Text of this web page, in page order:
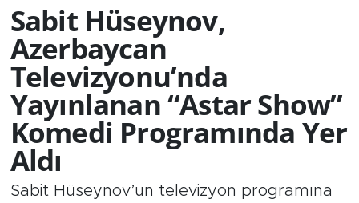
Sabit Hüseynov,
Azerbaycan
Televizyonu’nda
Yayınlanan “Astar Show”
Komedi Programında Yer
Aldı
Sabit Hüseynov’un televizyon programına
Güncel
İş ve Ekonomi
Moda-Magazin-Eğlence
Sağlık
Sağlık Turizmi
Trafik Durumu
Şampiyonlar Ligi Puan Durumu ve Fikstür
Tüm Manşetler
Son Dakika Haberleri
Haber Arşivi